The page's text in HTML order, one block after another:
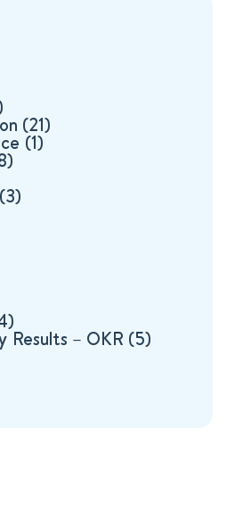
(21)
(1)
(3)
Results – OKR (5)